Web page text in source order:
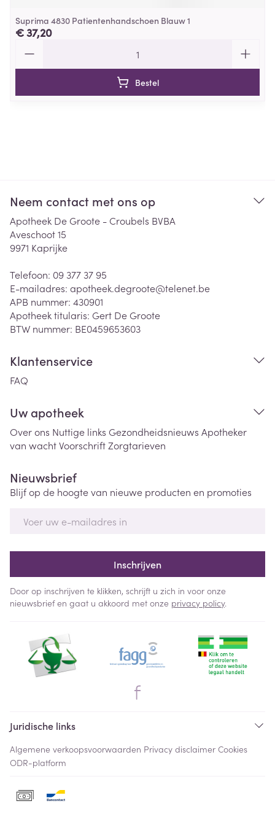
Suprima 4830 Patientenhandschoen Blauw 1
€ 37,20
Bestel
Neem contact met ons op
Apotheek De Groote - Croubels BVBA
Aveschoot 15
9971 Kaprijke
Telefoon: 09 377 37 95
E-mailadres: apotheek.degroote@telenet.be
APB nummer: 430901
Apotheek titularis: Gert De Groote
BTW nummer: BE0459653603
Klantenservice
FAQ
Uw apotheek
Over ons Nuttige links Gezondheidsnieuws Apotheker
van wachtVoorschriftZorgtarieven
Nieuwsbrief
Blijf op de hoogte van nieuwe producten en promoties
Inschrijven
Door op inschrijven te klikken, schrijft u zich in voor onze
nieuwsbrief en gaat u akkoord met onze privacy policy.
Juridische links
Algemene verkoopsvoorwaarden Privacy disclaimer Cookies
ODR-platform